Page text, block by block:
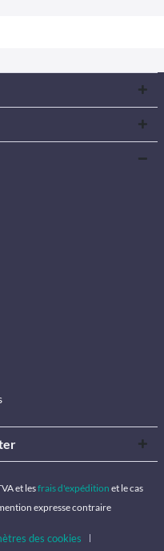
et lesfrais d'expédition et le cas
expresse contraire
des cookies